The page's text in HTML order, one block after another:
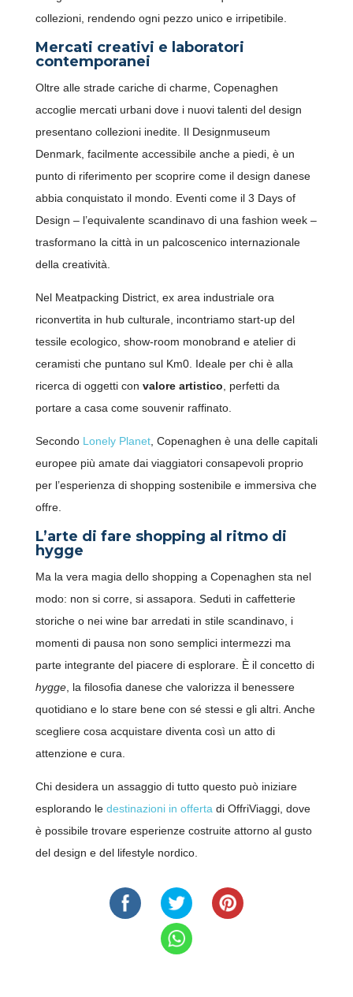
collezioni, rendendo ogni pezzo unico e irripetibile.
Mercati creativi e laboratori
contemporanei
Oltre alle strade cariche di charme, Copenaghen
accoglie mercati urbani dove i nuovi talenti del design
presentano collezioni inedite. Il Designmuseum
Denmark, facilmente accessibile anche a piedi, è un
punto di riferimento per scoprire come il design danese
abbia conquistato il mondo. Eventi come il 3 Days of
Design – l’equivalente scandinavo di una fashion week –
trasformano la città in un palcoscenico internazionale
della creatività.
Nel Meatpacking District, ex area industriale ora
riconvertita in hub culturale, incontriamo start-up del
tessile ecologico, show-room monobrand e atelier di
ceramisti che puntano sul Km0. Ideale per chi è alla
ricerca di oggetti con valore artistico , perfetti da
portare a casa come souvenir raffinato.
Secondo Lonely Planet, Copenaghen è una delle capitali
europee più amate dai viaggiatori consapevoli proprio
per l’esperienza di shopping sostenibile e immersiva che
offre.
L’arte di fare shopping al ritmo di
hygge
Ma la vera magia dello shopping a Copenaghen sta nel
modo: non si corre, si assapora. Seduti in caffetterie
storiche o nei wine bar arredati in stile scandinavo, i
momenti di pausa non sono semplici intermezzi ma
parte integrante del piacere di esplorare. È il concetto di
hygge, la filosofia danese che valorizza il benessere
quotidiano e lo stare bene con sé stessi e gli altri. Anche
scegliere cosa acquistare diventa così un atto di
attenzione e cura.
Chi desidera un assaggio di tutto questo può iniziare
esplorando le destinazioni in offerta di OffriViaggi, dove
è possibile trovare esperienze costruite attorno al gusto
del design e del lifestyle nordico.
SCARICA LA NUOVA APP
OFFRIVIAGGI
Clicca sul qr-code o inquadralo con la fotocamera del